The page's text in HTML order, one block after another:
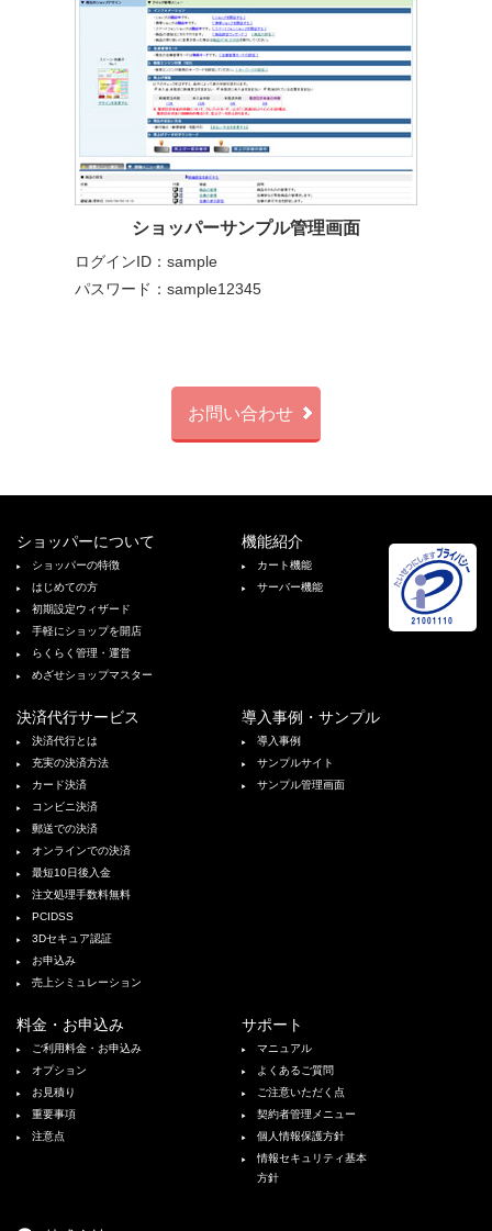
ショッパーサンプル管理画面
ログインID：sample
パスワード：sample12345
お問い合わせ
ショッパーについて
ショッパーの特徴
はじめての方
初期設定ウィザード
手軽にショップを開店
らくらく管理・運営
めざせショップマスター
機能紹介
カート機能
サーバー機能
決済代行サービス
決済代行とは
充実の決済方法
カード決済
コンビニ決済
郵送での決済
オンラインでの決済
最短10日後入金
注文処理手数料無料
PCIDSS
3Dセキュア認証
お申込み
売上シミュレーション
導入事例・サンプル
導入事例
サンプルサイト
サンプル管理画面
料金・お申込み
ご利用料金・お申込み
オプション
お見積り
重要事項
注意点
サポート
マニュアル
よくあるご質問
ご注意いただく点
契約者管理メニュー
個人情報保護方針
情報セキュリティ基本
方針